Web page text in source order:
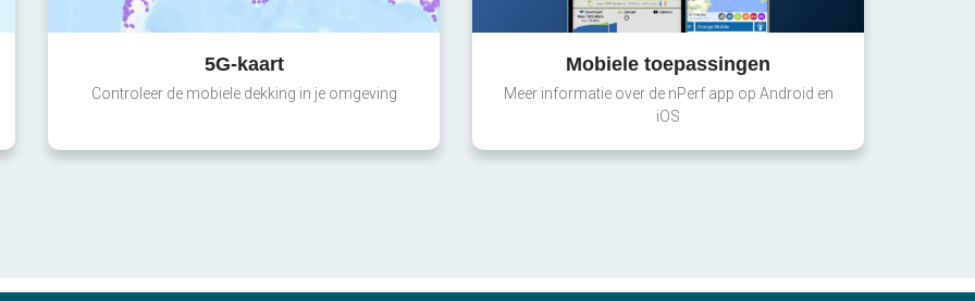
5G-kaart
Controleer de mobiele dekking in je omgeving
Mobiele toepassingen
Meer informatie over de nPerf app op Android en
iOS